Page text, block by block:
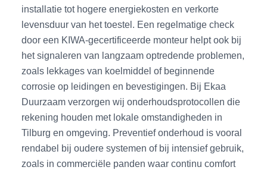
installatie tot hogere energiekosten en verkorte
levensduur van het toestel. Een regelmatige check
door een KIWA-gecertificeerde monteur helpt ook bij
het signaleren van langzaam optredende problemen,
zoals lekkages van koelmiddel of beginnende
corrosie op leidingen en bevestigingen. Bij Ekaa
Duurzaam verzorgen wij onderhoudsprotocollen die
rekening houden met lokale omstandigheden in
Tilburg en omgeving. Preventief onderhoud is vooral
rendabel bij oudere systemen of bij intensief gebruik,
zoals in commerciële panden waar continu comfort